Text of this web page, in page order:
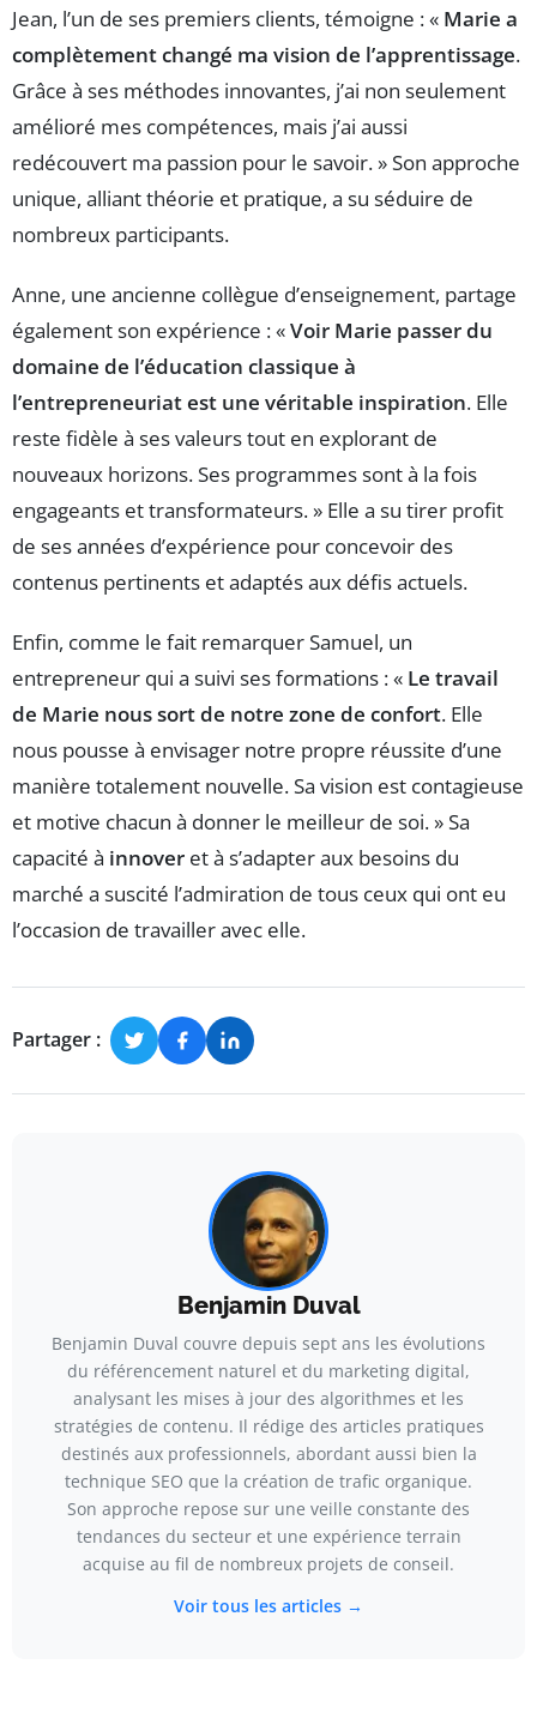
Jean, l’un de ses premiers clients, témoigne : « Marie a
complètement changé ma vision de l’apprentissage.
Grâce à ses méthodes innovantes, j’ai non seulement
amélioré mes compétences, mais j’ai aussi
redécouvert ma passion pour le savoir. » Son approche
unique, alliant théorie et pratique, a su séduire de
nombreux participants.
Anne, une ancienne collègue d’enseignement, partage
également son expérience : «Voir Marie passer du
domaine de l’éducation classique à
l’entrepreneuriat est une véritable inspiration. Elle
reste fidèle à ses valeurs tout en explorant de
nouveaux horizons. Ses programmes sont à la fois
engageants et transformateurs. » Elle a su tirer profit
de ses années d’expérience pour concevoir des
contenus pertinents et adaptés aux défis actuels.
Enfin, comme le fait remarquer Samuel, un
entrepreneur qui a suivi ses formations : « Le travail
de Marie nous sort de notre zone de confort. Elle
nous pousse à envisager notre propre réussite d’une
manière totalement nouvelle. Sa vision est contagieuse
et motive chacun à donner le meilleur de soi. » Sa
capacité à innover et à s’adapter aux besoins du
marché a suscité l’admiration de tous ceux qui ont eu
l’occasion de travailler avec elle.
Partager :
Benjamin Duval
Benjamin Duval couvre depuis sept ans les évolutions
du référencement naturel et du marketing digital,
analysant les mises à jour des algorithmes et les
stratégies de contenu. Il rédige des articles pratiques
destinés aux professionnels, abordant aussi bien la
technique SEO que la création de trafic organique.
Son approche repose sur une veille constante des
tendances du secteur et une expérience terrain
acquise au fil de nombreux projets de conseil.
Voir tous les articles →